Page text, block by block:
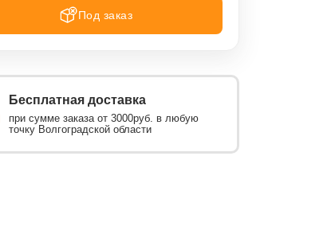
Под заказ
Бесплатная доставка
при сумме заказа от 3000руб. в любую
точку Волгоградской области